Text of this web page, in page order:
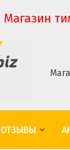
Магазин
ОТЗЫВЫ